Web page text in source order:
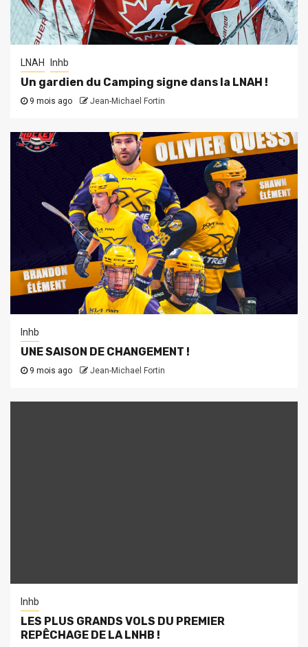
LNAH lnhb
Un gardien du Camping signe dans la LNAH !
9 mois ago Jean-Michael Fortin
lnhb
UNE SAISON DE CHANGEMENT !
9 mois ago Jean-Michael Fortin
lnhb
LES PLUS GRANDS VOLS DU PREMIER
REPÊCHAGE DE LA LNHB !